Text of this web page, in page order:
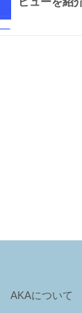
AKAについて